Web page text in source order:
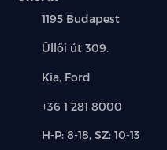
Település:
1195 Budapest
Cím:
Üllői út 309.
Márkák:
Kia, Ford
Telefon:
+36 1 281 8000
Új-
H-P: 8-18, SZ: 10-13